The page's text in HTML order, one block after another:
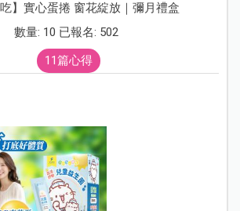
吃】實心蛋捲 窗花綻放｜彌月禮盒
數量: 10 已報名: 502
11篇心得